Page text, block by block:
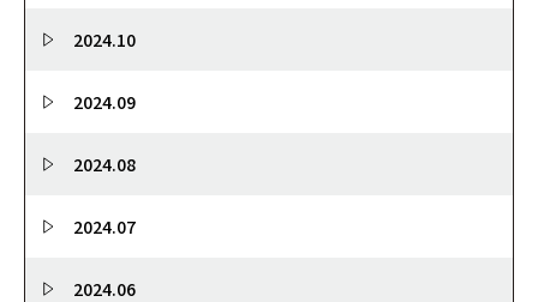
2024.10
2024.09
2024.08
2024.07
2024.06